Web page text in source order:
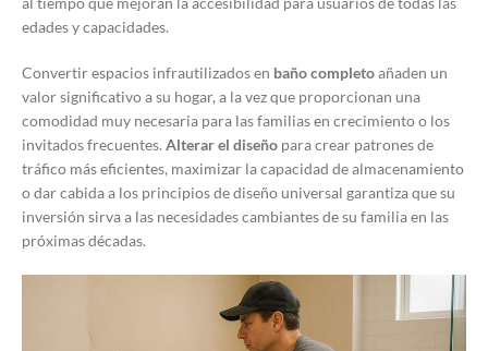
edades y capacidades.
Convertir espacios infrautilizados en baño completoañaden un
valor significativo a su hogar, a la vez que proporcionan una
comodidad muy necesaria para las familias en crecimiento o los
invitados frecuentes. Alterar el diseño para crear patrones de
tráfico más eficientes, maximizar la capacidad de almacenamiento
o dar cabida a los principios de diseño universal garantiza que su
inversión sirva a las necesidades cambiantes de su familia en las
próximas décadas.